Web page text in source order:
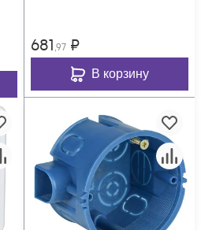
681,97 ₽
В корзину